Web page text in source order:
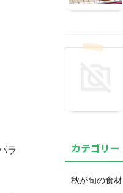
ラ
カテゴリー
秋が旬の食材